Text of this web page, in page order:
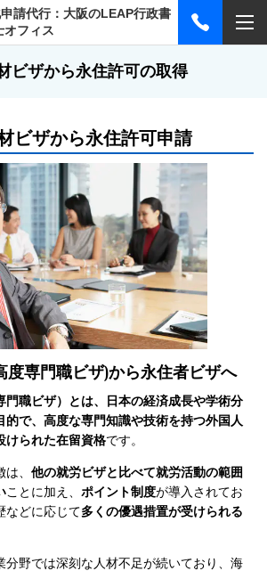
請代行：大阪のLEAP行政書
オフィス
ビザから永住許可の取得
ビザから永住許可申請
度専門職ビザ)から永住者ビザへ
門職ビザ）とは、日本の経済成長や学術分
的で、高度な専門知識や技術を持つ外国人
けられた在留資格です。
、 他の就労ビザと比べて就労活動の範囲
ことに加え、 ポイント制度が導入されてお
などに応じて多くの優遇措置が受けられる
分野では深刻な人材不足が続いており、海